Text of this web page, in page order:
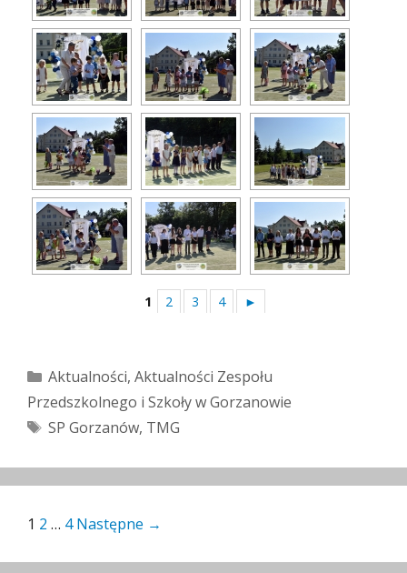
1 2 3 4 ►
Kategorie
Aktualności, Aktualności Zespołu
Przedszkolnego i Szkoły w Gorzanowie
Tagi
SP Gorzanów, TMG
Zobacz
1 2 … 4 Następne →